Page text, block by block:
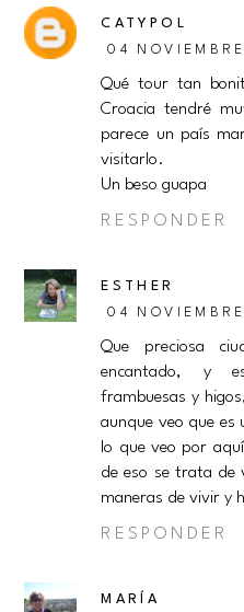
CATYPOL
04
Qué tour tan
Croacia tendré
parece un país
visitarlo.
Un beso guapa
RESPONDER
ESTHER
04
Que preciosa
encantado, y
frambuesas y
aunque veo que
lo que veo por
de eso se trata de
maneras de vivir y
RESPONDER
MARÍA